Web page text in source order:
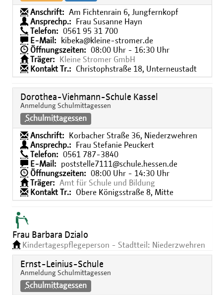
Anschrift:
Am Fichtenrain 6, Jungfernkopf
Ansprechp.:
Frau Susanne Hayn
Telefon:
0561 95 31 700
E-Mail:
kibeka@kleine-stromer.de
Öffnungszeiten:
08:00 Uhr - 16:30 Uhr
Träger:
Kleine Stromer GmbH
Kontakt Tr.:
Christophstraße 18, Unterneustadt
Dorothea-Viehmann-Schule Kassel
Anmeldung Schulmittagessen
Schulmittagessen
Anschrift:
Korbacher Straße 36, Niederzwehren
Ansprechp.:
Frau Stefanie Peuckert
Telefon:
0561 787-3840
E-Mail:
poststelle7111@schule.hessen.de
Öffnungszeiten:
08:00 Uhr - 14:30 Uhr
Träger:
Amt für Schule und Bildung
Kontakt Tr.:
Obere Königsstraße 8, Mitte
Frau Barbara Dzialo
Kindertagespflegeperson - Stadtteil: Niederzwehren
Ernst-Leinius-Schule
Anmeldung Schulmittagessen
Schulmittagessen